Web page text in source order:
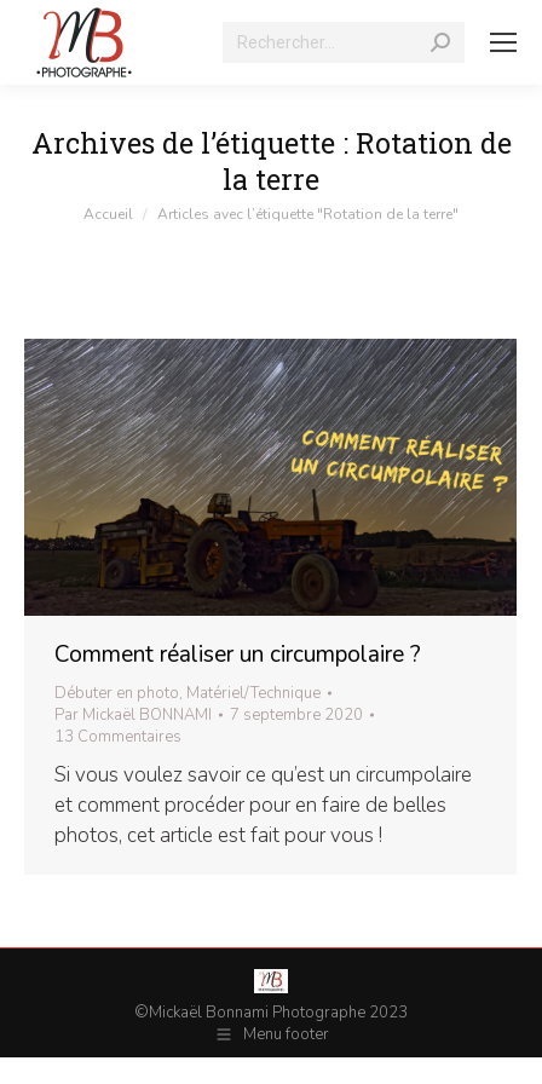
Recherche
Archives de l’étiquette : Rotation de
la terre
Vous êtes ici :
Accueil Articles avec l’étiquette "Rotation de la terre"
Comment réaliser un circumpolaire ?
Débuter en photo, Matériel/Technique
Par Mickaël BONNAMI
7 septembre 2020
13 Commentaires
Si vous voulez savoir ce qu’est un circumpolaire
et comment procéder pour en faire de belles
photos, cet article est fait pour vous !
©Mickaël Bonnami Photographe 2023
Menu footer